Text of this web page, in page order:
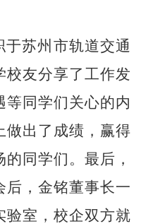
苏州市轨道交通
校友分享了工作发
等同学们关心的内
做出了成绩，赢得
同学们。最后，
后，金铭董事长一
验室，校企双方就